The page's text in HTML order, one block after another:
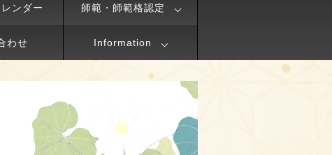
ンダー 師範・師範格認定
わせ Information